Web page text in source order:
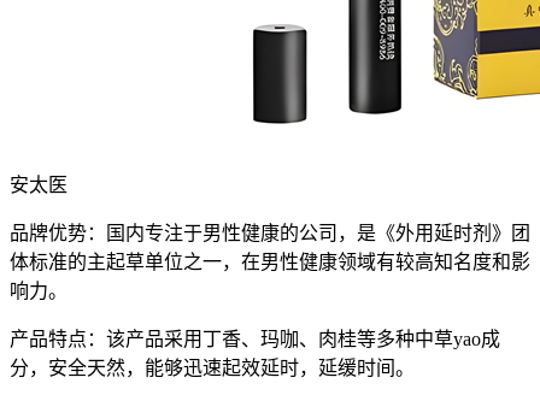
安太医
品牌优势：国内专注于男性健康的公司，是《外用延时剂》团
体标准的主起草单位之一，在男性健康领域有较高知名度和影
响力。
产品特点：该产品采用丁香、 玛咖、肉桂等多种中草yao成
分，安全天然，能够迅速起效延时，延缓时间。